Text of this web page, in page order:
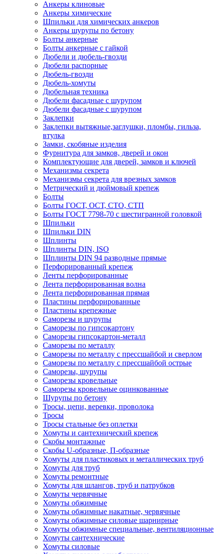
Анкеры клиновые
Анкеры химические
Шпильки для химических анкеров
Анкеры шурупы по бетону
Болты анкерные
Болты анкерные с гайкой
Дюбели и дюбель-гвозди
Дюбели распорные
Дюбель-гвозди
Дюбель-хомуты
Дюбельная техника
Дюбели фасадные с шурупом
Дюбели фасадные с шурупом
Заклепки
Заклепки вытяжные,заглушки, пломбы, гильза,
втулка
Замки, скобяные изделия
Фурнитура для замков, дверей и окон
Комплектующие для дверей, замков и ключей
Механизмы секрета
Механизмы секрета для врезных замков
Метрический и дюймовый крепеж
Болты
Болты ГОСТ, ОСТ, СТО, СТП
Болты ГОСТ 7798-70 с шестигранной головкой
Шпильки
Шпильки DIN
Шплинты
Шплинты DIN, ISO
Шплинты DIN 94 разводные прямые
Перфорированный крепеж
Ленты перфорированные
Лента перфорированная волна
Лента перфорированная прямая
Пластины перфорированные
Пластины крепежные
Саморезы и шурупы
Саморезы по гипсокартону
Саморезы гипсокартон-металл
Саморезы по металлу
Саморезы по металлу с прессшайбой и сверлом
Саморезы по металлу с прессшайбой острые
Саморезы, шурупы
Саморезы кровельные
Саморезы кровельные оцинкованные
Шурупы по бетону
Тросы, цепи, веревки, проволока
Тросы
Тросы стальные без оплетки
Хомуты и сантехнический крепеж
Скобы монтажные
Скобы U-образные, П-образные
Хомуты для пластиковых и металлических труб
Хомуты для труб
Хомуты ремонтные
Хомуты для шлангов, труб и патрубков
Хомуты червячные
Хомуты обжимные
Хомуты обжимные накатные, червячные
Хомуты обжимные силовые шарнирные
Хомуты обжимные специальные, вентиляционные
Хомуты сантехнические
Хомуты силовые